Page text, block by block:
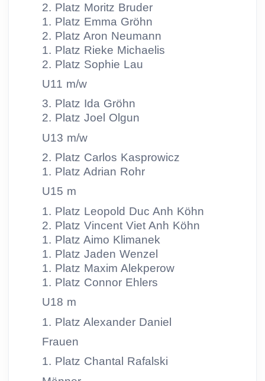
2. Platz Moritz Bruder
1. Platz Emma Gröhn
2. Platz Aron Neumann
1. Platz Rieke Michaelis
2. Platz Sophie Lau
U11 m/w
3. Platz Ida Gröhn
2. Platz Joel Olgun
U13 m/w
2. Platz Carlos Kasprowicz
1. Platz Adrian Rohr
U15 m
1. Platz Leopold Duc Anh Köhn
2. Platz Vincent Viet Anh Köhn
1. Platz Aimo Klimanek
1. Platz Jaden Wenzel
1. Platz Maxim Alekperow
1. Platz Connor Ehlers
U18 m
1. Platz Alexander Daniel
Frauen
1. Platz Chantal Rafalski